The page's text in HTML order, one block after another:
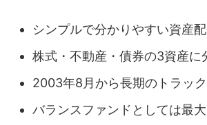
シンプルで分かりやすい資産
株式・不動産・債券の3資産に
2003年8月から長期のトラッ
バランスファンドとしては最